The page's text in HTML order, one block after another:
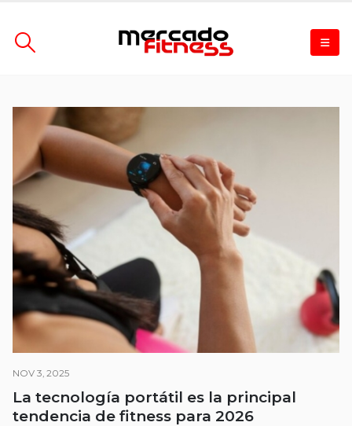
NOV 3, 2025
La tecnología portátil es la principal
tendencia de fitness para 2026